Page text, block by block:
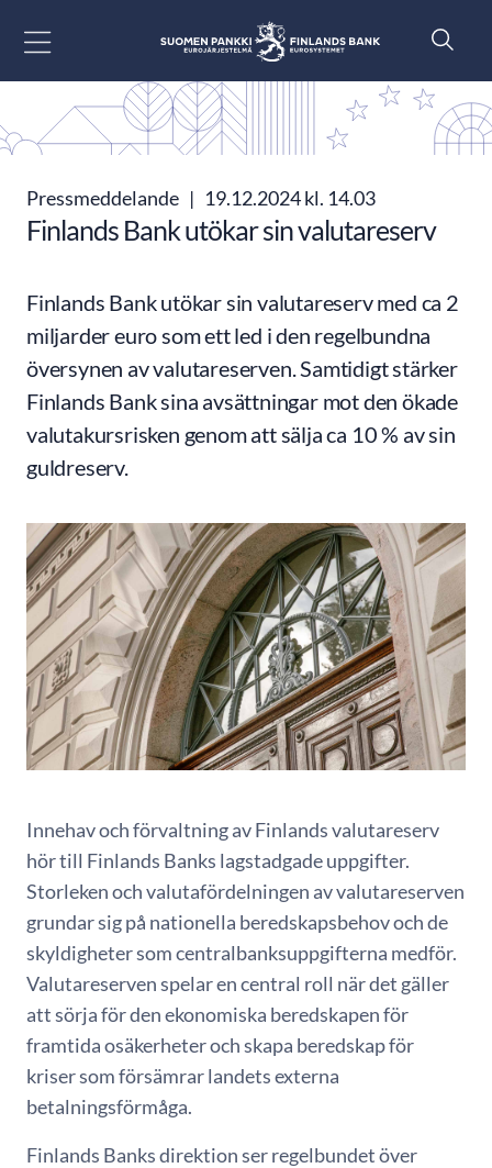
Pressmeddelande | 19.12.2024 kl. 14.03
Finlands Bank utökar sin valutareserv
Finlands Bank utökar sin valutareserv med ca 2
miljarder euro som ett led i den regelbundna
översynen av valutareserven. Samtidigt stärker
Finlands Bank sina avsättningar mot den ökade
valutakursrisken genom att sälja ca 10 % av sin
guldreserv.
Innehav och förvaltning av Finlands valutareserv
hör till Finlands Banks lagstadgade uppgifter.
Storleken och valutafördelningen av valutareserven
grundar sig på nationella beredskapsbehov och de
skyldigheter som centralbanksuppgifterna medför.
Valutareserven spelar en central roll när det gäller
att sörja för den ekonomiska beredskapen för
framtida osäkerheter och skapa beredskap för
kriser som försämrar landets externa
betalningsförmåga.
Finlands Banks direktion ser regelbundet över